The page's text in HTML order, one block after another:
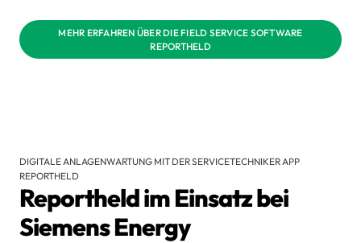
MEHR ERFAHREN ÜBER DIE FIELD SERVICE SOFTWARE
REPORTHELD
DIGITALE ANLAGENWARTUNG MIT DER SERVICETECHNIKER APP
REPORTHELD
Reportheld im Einsatz bei
Siemens Energy